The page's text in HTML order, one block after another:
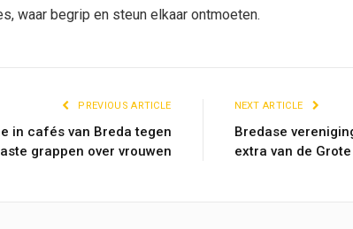
waar begrip en steun elkaar ontmoeten.
PREVIOUS ARTICLE
in cafés van Breda tegen
grappen over vrouwen
NEXT ARTICLE
Bredase
extra van de